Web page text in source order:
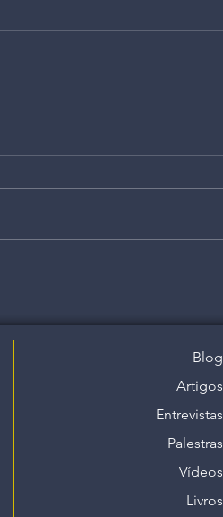
Blog
Artigos
Entrevistas
Palestras
Vídeos
Livros